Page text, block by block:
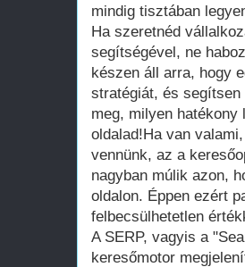
mindig tisztában
Ha szeretnéd
segítségével, ne
készen áll arra, hogy
stratégiát, és
meg, milyen hatékony
oldalad!Ha van
vennünk, az a
nagyban múlik azon,
oldalon. Éppen ezért
felbecsülhetetlen
A SERP, vagyis a
keresőmotor